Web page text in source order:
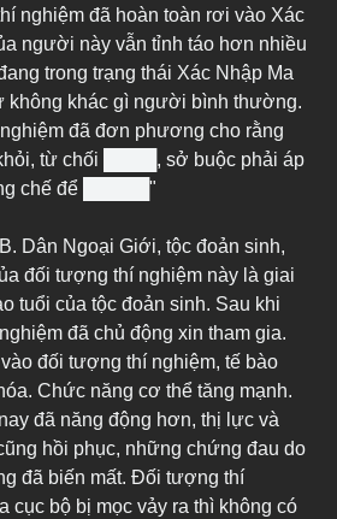
nghiệm đã hoàn toàn rơi vào Xác
người này vẫn tỉnh táo hơn nhiều
trong trạng thái Xác Nhập Ma
không khác gì người bình thường.
đã đơn phương cho rằng
từ chối ████, sở buộc phải áp
chế để █████"
Dân Ngoại Giới, tộc đoản sinh,
đối tượng thí nghiệm này là giai
tuổi của tộc đoản sinh. Sau khi
đã chủ động xin tham gia.
đối tượng thí nghiệm, tế bào
Chức năng cơ thể tăng mạnh.
đã năng động hơn, thị lực và
hồi phục, những chứng đau do
đã biến mất. Đối tượng thí
cục bộ bị mọc vảy ra thì không có